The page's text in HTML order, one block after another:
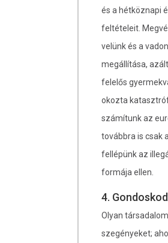
és a hétköznapi
feltételeit.
velünk és a
megállítása,
felelős
okozta
számítunk az
továbbra is csak
fellépünk az
formája ellen.
4.
Olyan
szegényeket;